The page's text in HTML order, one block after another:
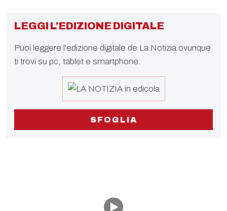
LEGGI L'EDIZIONE DIGITALE
Puoi leggere l'edizione digitale de La Notizia ovunque
ti trovi su pc, tablet e smartphone.
SFOGLIA